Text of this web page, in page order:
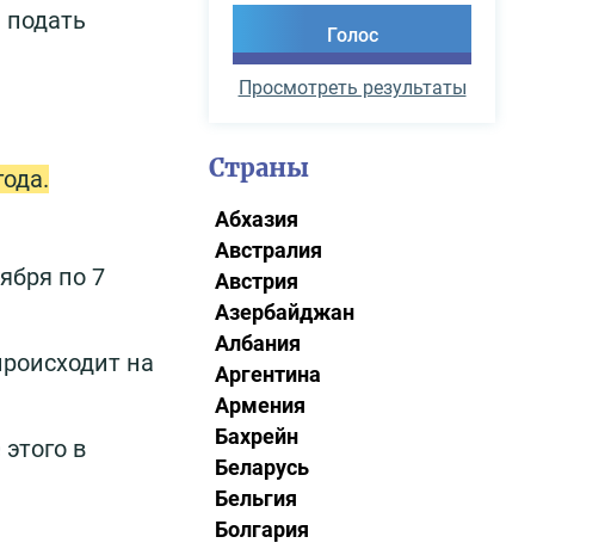
по 7
на
в
Просмотреть результаты
Страны
Абхазия
Австралия
Австрия
Азербайджан
Албания
Аргентина
Армения
Бахрейн
Беларусь
Бельгия
Болгария